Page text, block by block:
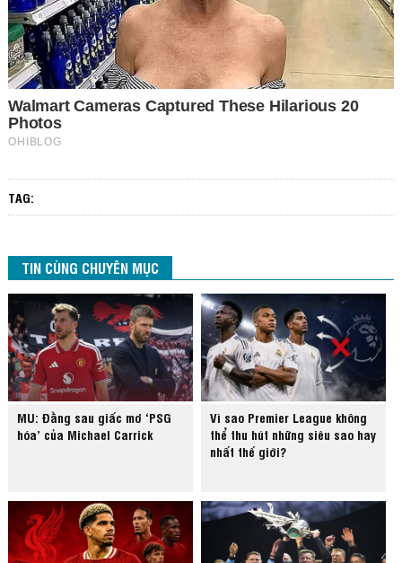
TAG:
TIN CÙNG CHUYÊN MỤC
MU: Đằng sau giấc mơ ‘PSG
hóa’ của Michael Carrick
Vì sao Premier League không
thể thu hút những siêu sao hay
nhất thế giới?